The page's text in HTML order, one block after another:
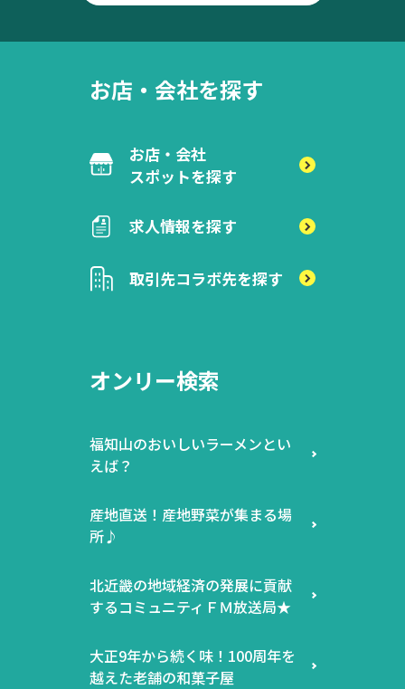
お店・会社を探す
お店・会社
スポットを探す
求人情報を探す
取引先コラボ先を探す
オンリー検索
福知山のおいしいラーメンとい
えば？
産地直送！産地野菜が集まる場
所♪
北近畿の地域経済の発展に貢献
するコミュニティＦＭ放送局★
大正9年から続く味！100周年を
越えた老舗の和菓子屋